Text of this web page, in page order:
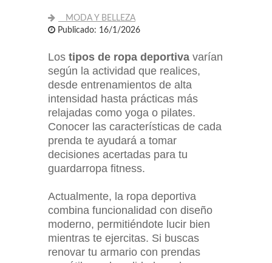
MODA Y BELLEZA
Publicado: 16/1/2026
Los tipos de ropa deportiva varían
según la actividad que realices,
desde entrenamientos de alta
intensidad hasta prácticas más
relajadas como yoga o pilates.
Conocer las características de cada
prenda te ayudará a tomar
decisiones acertadas para tu
guardarropa fitness.
Actualmente, la ropa deportiva
combina funcionalidad con diseño
moderno, permitiéndote lucir bien
mientras te ejercitas. Si buscas
renovar tu armario con prendas